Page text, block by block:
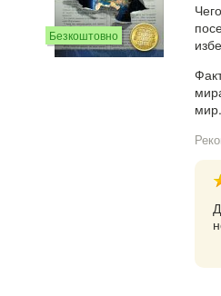
Безкоштовно